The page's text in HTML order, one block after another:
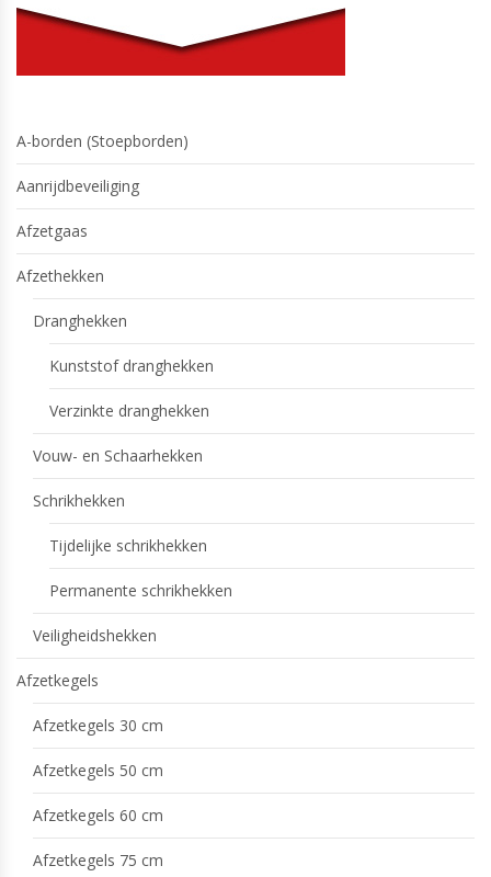
A-borden (Stoepborden)
Aanrijdbeveiliging
Afzetgaas
Afzethekken
Dranghekken
Kunststof dranghekken
Verzinkte dranghekken
Vouw- en Schaarhekken
Schrikhekken
Tijdelijke schrikhekken
Permanente schrikhekken
Veiligheidshekken
Afzetkegels
Afzetkegels 30 cm
Afzetkegels 50 cm
Afzetkegels 60 cm
Afzetkegels 75 cm